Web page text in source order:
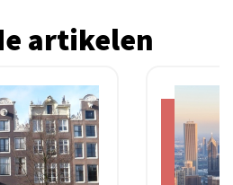
artikelen